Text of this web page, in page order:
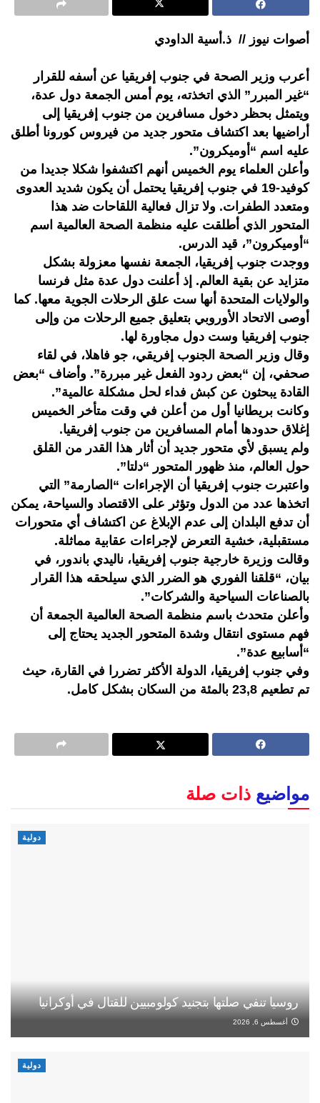
أصوات نيوز // ذ.أسية الداودي
أعرب وزير الصحة في جنوب إفريقيا عن أسفه للقرار
“غير المبرر” الذي اتخذته، يوم أمس الجمعة دول عدة،
ويتمثل بحظر دخول مسافرين من جنوب إفريقيا إلى
أراضيها بعد اكتشاف متحور جديد من فيروس كورونا أطلق
عليه اسم “أوميكرون”.
وأعلن العلماء يوم الخميس أنهم اكتشفوا شكلا جديدا من
كوفيد-19 في جنوب إفريقيا يحتمل أن يكون شديد العدوى
ومتعدد الطفرات. ولا تزال فعالية اللقاحات ضد هذا
المتحور الذي أطلقت عليه منظمة الصحة العالمية اسم
“أوميكرون”، قيد الدرس.
ووجدت جنوب إفريقيا، الجمعة نفسها معزولة بشكل
متزايد عن بقية العالم. إذ أعلنت دول عدة مثل فرنسا
والولايات المتحدة أنها ست علق الرحلات الجوية معها. كما
أوصى الاتحاد الأوروبي بتعليق جميع الرحلات من وإلى
جنوب إفريقيا وست دول مجاورة لها.
وقال وزير الصحة الجنوب إفريقي، جو فاهلا، في لقاء
صحفي، إن “بعض ردود الفعل غير مبررة”. وأضاف “بعض
القادة يبحثون عن كبش فداء لحل مشكلة عالمية”.
وكانت بريطانيا أول من أعلن في وقت متأخر الخميس
إغلاق حدودها أمام المسافرين من جنوب إفريقيا.
ولم يسبق لأي متحور جديد أن أثار هذا القدر من القلق
حول العالم، منذ ظهور المتحور “دلتا”.
واعتبرت جنوب إفريقيا أن الإجراءات “الصارمة” التي
اتخذها عدد من الدول وتؤثر على الاقتصاد والسياحة، يمكن
أن تدفع البلدان إلى عدم الإبلاغ عن اكتشاف أي متحورات
مستقبلية، خشية التعرض لإجراءات عقابية مماثلة.
وقالت وزيرة خارجية جنوب إفريقيا، ناليدي باندور، في
بيان، “قلقنا الفوري هو الضرر الذي سيلحقه هذا القرار
بالصناعات السياحية والشركات”.
وأعلن متحدث باسم منظمة الصحة العالمية الجمعة أن
فهم مستوى انتقال وشدة المتحور الجديد يحتاج إلى
“أسابيع عدة”.
وفي جنوب إفريقيا، الدولة الأكثر تضررا في القارة، حيث
تم تطعيم 23,8 بالمئة من السكان بشكل كامل.
مواضيع ذات صلة
دولية
روسيا تنفي صلتها بتجنيد كولومبيين للقتال في أوكرانيا
أغسطس 6, 2026
دولية